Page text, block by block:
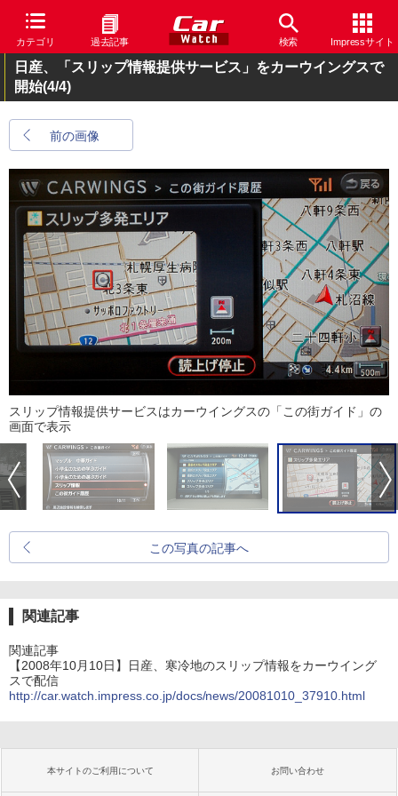
カテゴリ 過去記事 検索 Impressサイト
日産、「スリップ情報提供サービス」をカーウイングスで
開始(4/4)
前の画像
スリップ情報提供サービスはカーウイングスの「この街ガイド」の
画面で表示
この写真の記事へ
関連記事
関連記事
【2008年10月10日】日産、寒冷地のスリップ情報をカーウイング
スで配信
http://car.watch.impress.co.jp/docs/news/20081010_37910.html
本サイトのご利用について お問い合わせ